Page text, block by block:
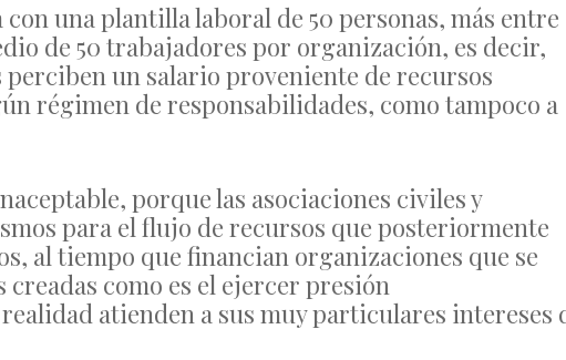
una plantilla laboral de 50 personas, más entre
de 50 trabajadores por organización, es decir,
un salario proveniente de recursos
régimen de responsabilidades, como tampoco a
porque las asociaciones civiles y
para el flujo de recursos que posteriormente
al tiempo que financian organizaciones que se
como es el ejercer presión
atienden a sus muy particulares intereses